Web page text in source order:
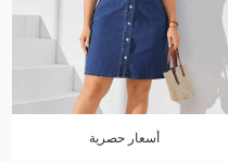
أسعار حصرية